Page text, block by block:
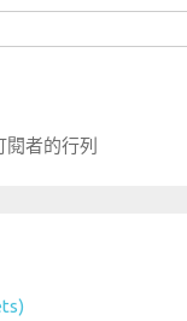
者的行列